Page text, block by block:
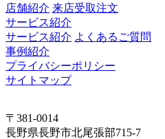
店舗紹介 来店受取注文
サービス紹介
サービス紹介 よくあるご質問
事例紹介
プライバシーポリシー
サイトマップ
〒381-0014
長野県長野市北尾張部715-7